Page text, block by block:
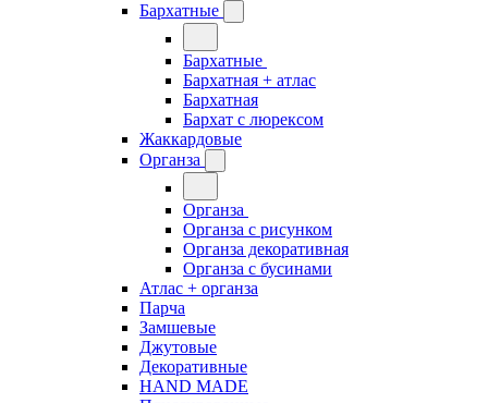
Бархатные
Бархатные
Бархатная + атлас
Бархатная
Бархат с люрексом
Жаккардовые
Органза
Органза
Органза с рисунком
Органза декоративная
Органза с бусинами
Атлас + органза
Парча
Замшевые
Джутовые
Декоративные
HAND MADE